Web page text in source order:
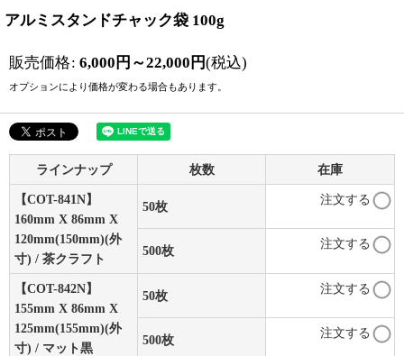
アルミスタンドチャック袋 100g
販売価格: 6,000 円 ～22,000 円(税込)
オプションにより価格が変わる場合もあります。
ラインナップ 枚数 在庫
【COT-841N】
160mm X 86mm X
120mm(150mm)(外
寸) / 茶クラフト
50枚 注文する
500枚 注文する
【COT-842N】
155mm X 86mm X
125mm(155mm)(外
寸) / マット黒
50枚 注文する
500枚 注文する